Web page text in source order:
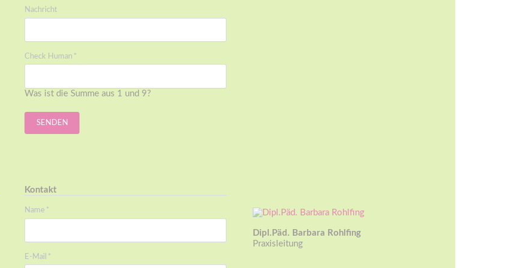
Nachricht
Pflichtfeld
Check Human *
Was ist die Summe aus 1 und 9?
SENDEN
Kontakt
Pflichtfeld
Name *
Pflichtfeld
E-Mail *
Dipl.Päd. Barbara Rohlfing
Praxisleitung